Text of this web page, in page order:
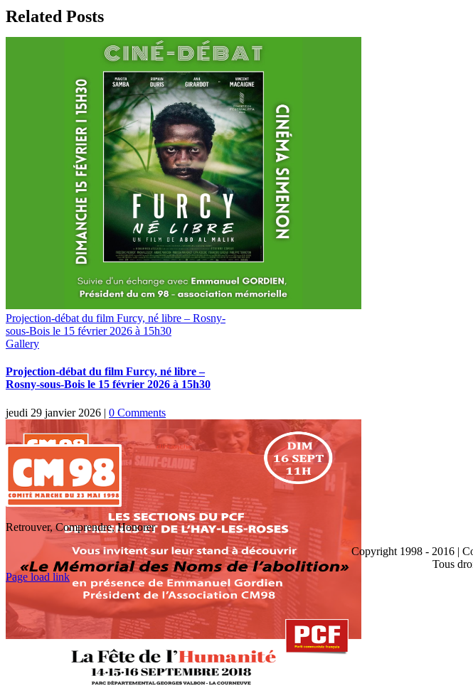
Facebook
X
Reddit
LinkedIn
WhatsApp
Telegram
Tumblr
Pinterest
Vk
Xing
Email
Related Posts
Projection-débat du film Furcy, né libre – Rosny-
sous-Bois le 15 février 2026 à 15h30
Gallery
Projection-débat du film Furcy, né libre –
Rosny-sous-Bois le 15 février 2026 à 15h30
jeudi 29 janvier 2026 | 0 Comments
Retrouver, Comprendre, Honorer
Copyright 1998 - 2016 |
Tous
Toggle
Bar
Area
Page load link
to
Top